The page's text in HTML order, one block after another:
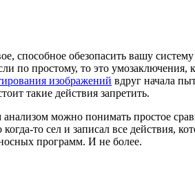
способное обезопасить вашу
по простому, то это
изображений вдруг начала
такие действия запретить.
можно понимать простое
то сел и записал все действия,
программ. И не более.